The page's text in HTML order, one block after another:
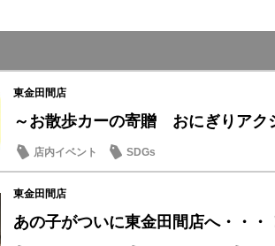
東金田間店
～お散歩カーの寄贈 おにぎりアク
店内イベント SDGs
東金田間店
あの子がついに東金田間店へ・・・